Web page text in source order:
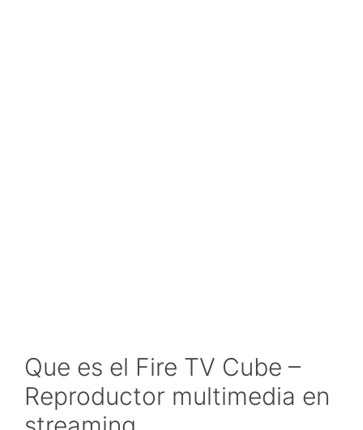
Que es el Fire TV Cube –
Reproductor multimedia en